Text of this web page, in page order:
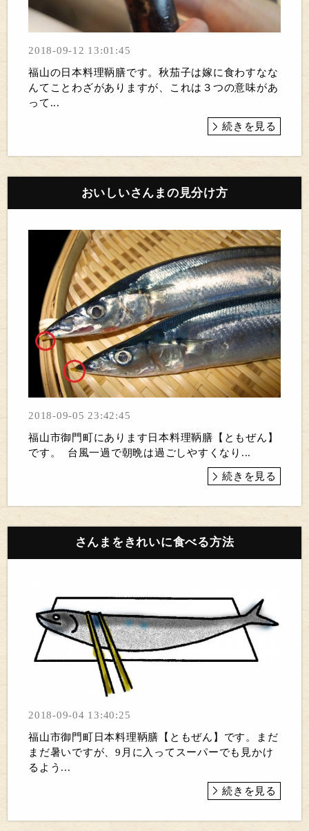
2018-09-12 13:01:45
福山の日本料理鞆膳です。秋茄子は嫁に食わすなな
んてことわざがありますが、これは３つの意味があ
って...
続きを見る
おいしいさんまの見分け方
2018-09-05 23:42:45
福山市御門町にあります日本料理鞆膳【ともぜん】
です。 台風一過で朝晩は過ごしやすくなり...
続きを見る
さんまをきれいに食べる方法
2018-09-04 13:40:25
福山市御門町日本料理鞆膳【ともぜん】です。まだ
まだ暑いですが、9月に入ってスーパーでも見かけ
るよう...
続きを見る